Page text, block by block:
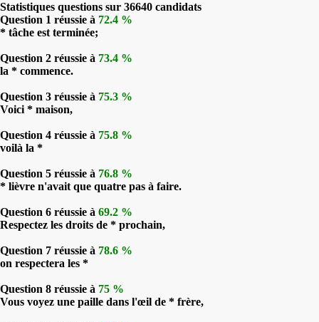
Statistiques questions sur 36640 candidats
Question 1 réussie à 72.4 %
* tâche est terminée;
Question 2 réussie à 73.4 %
la * commence.
Question 3 réussie à 75.3 %
Voici * maison,
Question 4 réussie à 75.8 %
voilà la *
Question 5 réussie à 76.8 %
* lièvre n'avait que quatre pas à faire.
Question 6 réussie à 69.2 %
Respectez les droits de * prochain,
Question 7 réussie à 78.6 %
on respectera les *
Question 8 réussie à 75 %
Vous voyez une paille dans l'œil de * frère,